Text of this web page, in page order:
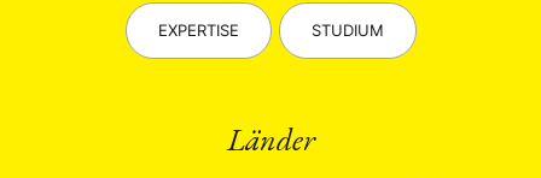
EXPERTISE STUDIUM
Länder